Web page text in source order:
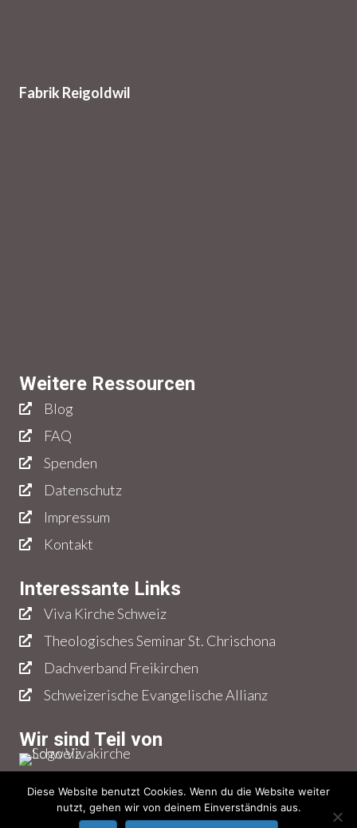
Fabrik Reigoldwil
Weitere Ressourcen
Blog
FAQ
Spenden
Datenschutz
Impressum
Kontakt
Interessante Links
Viva Kirche Schweiz
Theologisches Seminar St. Chrischona
Dachverband Freikirchen
Schweizerische Evangelische Allianz
Wir sind Teil von
© 2026 Chrischona Fünflibertal – Alle Rechte
Diese Website benutzt Cookies. Wenn du die Website weiter
nutzt, gehen wir von deinem Einverständnis aus.